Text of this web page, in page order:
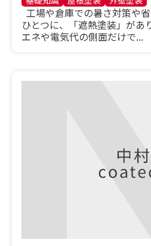
工場や倉庫での暑さ対策や
ひとつに、「遮熱塗装」があ
エネや電気代の側面だけで...